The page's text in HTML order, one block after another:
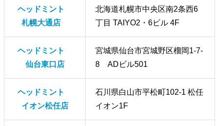
ヘッドミント
札幌大通店
北海道札幌市中央区南2条西6
丁目 TAIYO2・6ビル 4F
ヘッドミント
仙台東口店
宮城県仙台市宮城野区榴岡1-7-
8 ADビル501
ヘッドミント
イオン松任店
石川県白山市平松町102-1 松任
イオン1F